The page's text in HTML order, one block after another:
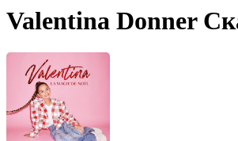
Valentina Donner